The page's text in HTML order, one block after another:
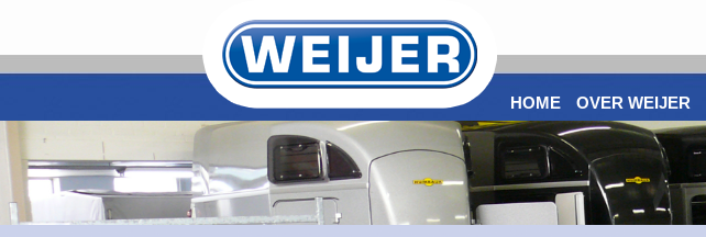
HOME OVER WEIJER